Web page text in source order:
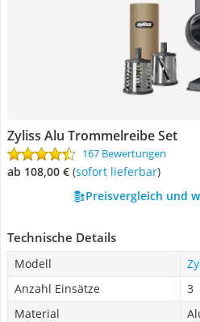
Zyliss Alu Trommelreibe Set
167 Bewertungen
ab 108,00 € ( Sofort lieferbar)
Preisvergleich und
Technische Details
Modell
Anzahl Einsätze
3
Material